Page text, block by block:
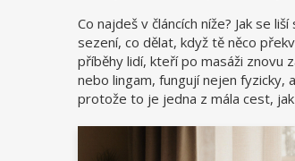
Co najdeš v článcích níže? Jak se
sezení, co dělat, když tě něco
příběhy lidí, kteří po masáži znovu
nebo lingam, fungují nejen fyzicky,
protože to je jedna z mála cest,